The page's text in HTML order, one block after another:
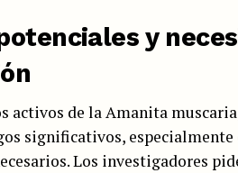
y
activos de la Amanita
significativos,
Los investigadores